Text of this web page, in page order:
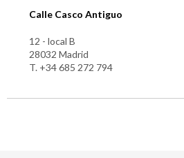
Calle Casco Antiguo
12 - local B
28032 Madrid
T. +34 685 272 794